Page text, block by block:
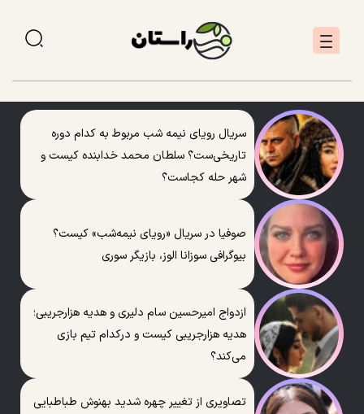
سریال رویای نیمه شب مربوط به کدام دوره
تاریخی‌ست؟ سلطان محمد خدابنده کیست و
شهر حله کجاست؟
صوفیا در سریال «رویای نیمه‌شب» کیست؟
بیوگرافی سوزانا الوز، بازیگر سوری
ازدواج امیرحسین سام دلیری و هدیه هزارجریبی؛
هدیه هزارجریبی کیست و درکدام تیم بازی
می‌کند؟
تصاویری از تغییر چهره شدید بهنوش طباطبایی